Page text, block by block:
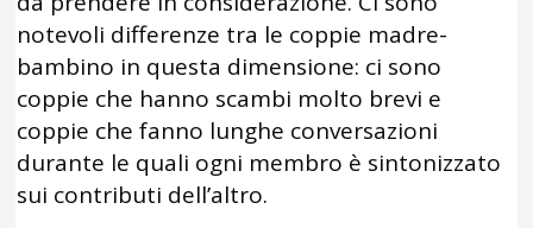
notevoli differenze tra le coppie madre-
bambino in questa dimensione: ci sono
coppie che hanno scambi molto brevi e
coppie che fanno lunghe conversazioni
durante le quali ogni membro è sintonizzato
sui contributi dell’altro.